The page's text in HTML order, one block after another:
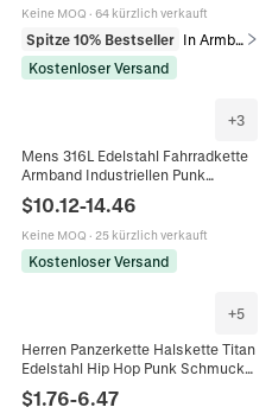
Keine MOQ · 64 kürzlich verkauft
Spitze 10% Bestseller
In Armbänder
Kostenloser Versand
+3
Mens 316L Edelstahl Fahrradkette
Armband Industriellen Punk
Motorrad Stil Schmuck Armreif
$10.12-14.46
Keine MOQ · 25 kürzlich verkauft
Kostenloser Versand
+5
Herren Panzerkette Halskette Titan
Edelstahl Hip Hop Punk Schmuck
Für Männer Jungen
$1.76-6.47